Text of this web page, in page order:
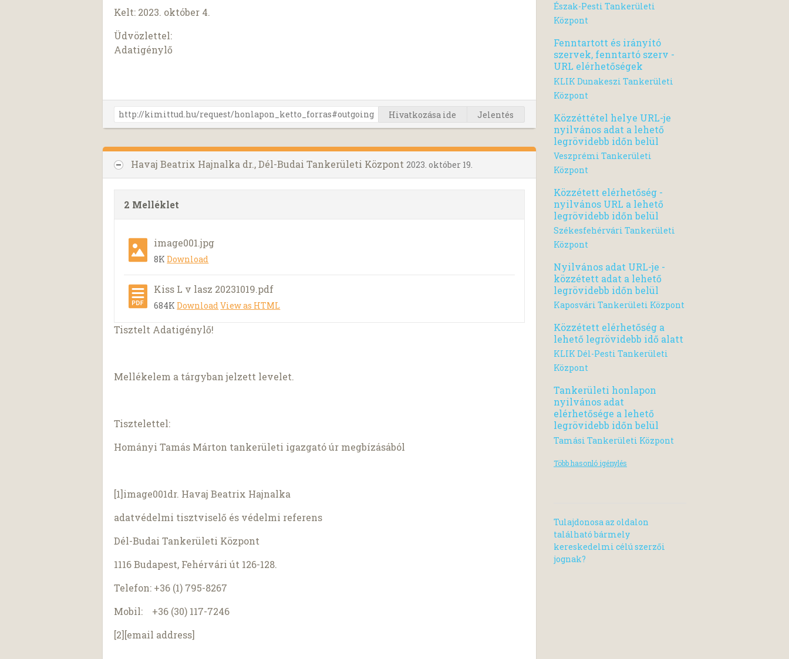
Kelt: 2023. október 4.
Üdvözlettel:
Adatigénylő
Hivatkozása ide Jelentés
Havaj Beatrix Hajnalka dr., Dél-Budai Tankerületi Központ 2023. október 19.
2 Melléklet
image001.jpg
8KDownload
Kiss L v lasz 20231019.pdf
684KDownload View as HTML
Tisztelt Adatigénylő!
Mellékelem a tárgyban jelzett levelet.
Tisztelettel:
Hományi Tamás Márton tankerületi igazgató úr megbízásából
[1]image001dr. Havaj Beatrix Hajnalka
adatvédelmi tisztviselő és védelmi referens
Dél-Budai Tankerületi Központ
1116 Budapest, Fehérvári út 126-128.
Telefon: +36 (1) 795-8267
Mobil: +36 (30) 117-7246
[2][email address]
Észak-Pesti Tankerületi
Központ
Fenntartott és irányító
szervek, fenntartó szerv -
URL elérhetőségek
KLIK Dunakeszi Tankerületi
Központ
Közzéttétel helye URL-je
nyilvános adat a lehető
legrövidebb időn belül
Veszprémi Tankerületi
Központ
Közzétett elérhetőség -
nyilvános URL a lehető
legrövidebb időn belül
Székesfehérvári Tankerületi
Központ
Nyilvános adat URL-je -
közzétett adat a lehető
legrövidebb időn belül
Kaposvári Tankerületi Központ
Közzétett elérhetőség a
lehető legrövidebb idő alatt
KLIK Dél-Pesti Tankerületi
Központ
Tankerületi honlapon
nyilvános adat
elérhetősége a lehető
legrövidebb időn belül
Tamási Tankerületi Központ
Több hasonló igénylés
Tulajdonosa az oldalon
található bármely
kereskedelmi célú szerzői
jognak?